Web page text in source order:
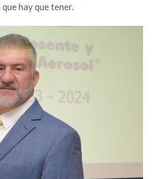
hay que tener.